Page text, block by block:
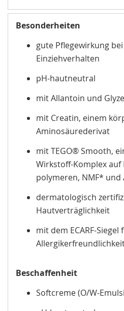
Besonderheiten
gute Pflegewirkung
Einziehverhalten
pH-hautneutral
mit Allantoin und
mit Creatin, einem
Aminosäurederivat
mit TEGO® Smooth,
Wirkstoff-Komplex auf
polymeren, NMF* und
dermatologisch
Hautverträglichkeit
mit dem ECARF-Siegel
Beschaffenheit
Softcreme (O/W-